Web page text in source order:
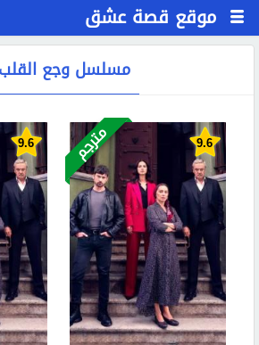
موقع قصة عشق
مسلسل وجع القلب
9.6 مترجم 9.6